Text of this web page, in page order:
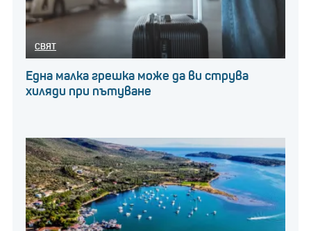
СВЯТ
Една малка грешка може да ви струва
хиляди при пътуване